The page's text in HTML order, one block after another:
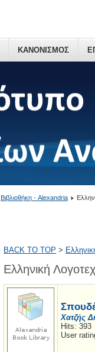
ΚΑΝΟΝΙΣΜΟΣ
Βιβλιοθήκη - Alexandria
BACK TO TOP >
Ελληνική
Χατζής
Hits: 393
User